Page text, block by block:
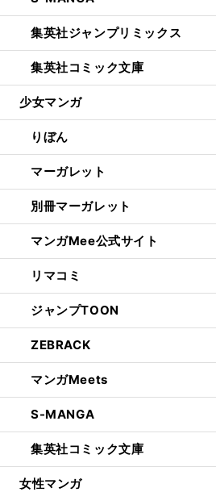
集英社ジャンプリミックス
集英社コミック文庫
少女マンガ
りぼん
マーガレット
別冊マーガレット
マンガMee公式サイト
リマコミ
ジャンプTOON
ZEBRACK
マンガMeets
S-MANGA
集英社コミック文庫
女性マンガ